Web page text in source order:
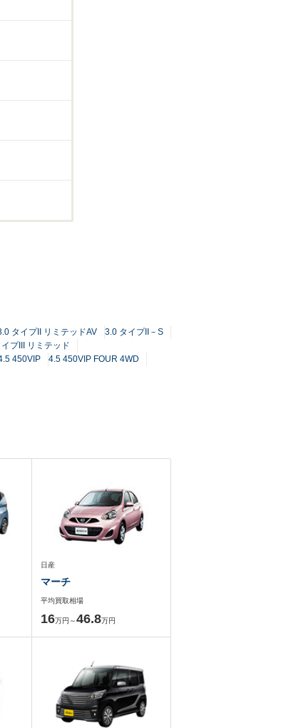
タイプII リミテッドAV
3.0 タイプII－S
プIII リミテッド
450VIP
4.5 450VIP FOUR 4WD
日産
マーチ
平均買取相場
16万円～46.8万円